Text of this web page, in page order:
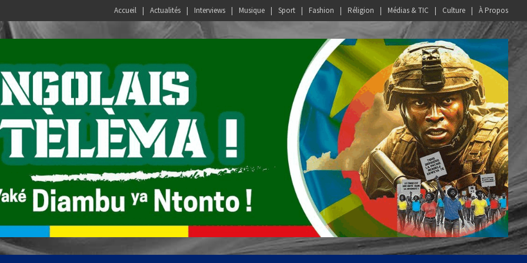
Accueil Actualités Interviews Musique Sport Fashion Réligion Médias & TIC Culture À Propos